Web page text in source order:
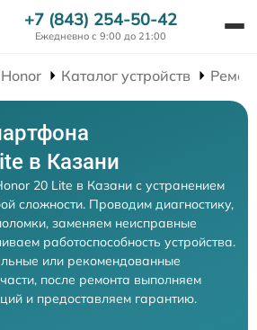
+7 (843) 254-50-42
Ежедневно с 9:00 до 21:00
Каталог устройств
в Казани
20 Lite в Казани с устранением
сложности. Проводим диагностику,
заменяем неисправные
работоспособность устройства.
или рекомендованные
после ремонта выполняем
и предоставляем гарантию.